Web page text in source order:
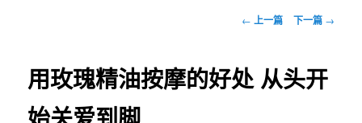
文
航
← 上一篇 下一篇 →
用玫瑰精油按摩的好处 从头开